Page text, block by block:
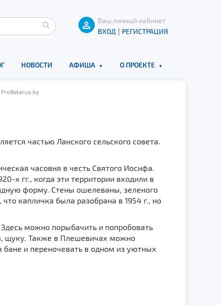
Ваш личный кабинет
ВХОД | РЕГИСТРАЦИЯ
НОВОСТИ АФИША О ПРОЕКТЕ
частью Ланского сельского совета.
часовня в честь Святого Иосифа.
х гг., когда эти территории входили в
форму. Стены ошелеваны, зеленого
капличка была разобрана в 1954 г., но
можно порыбачить и попробовать
щуку. Также в Плешевичах можно
бане и переночевать в одном из уютных